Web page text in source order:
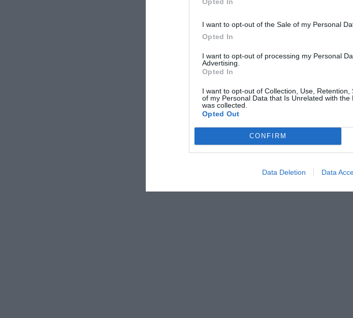
I want to opt-out of the Sale of my Personal
Opted In
I want to opt-out of processing my Personal
Advertising.
Opted In
I want to opt-out of Collection, Use, Retention,
of my Personal Data that Is Unrelated with the
was collected.
Opted Out
CONFIRM
Data Deletion Data